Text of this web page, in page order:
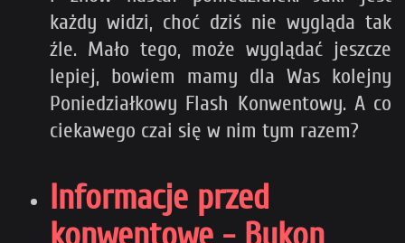
każdy widzi, choć dziś nie wygląda tak
źle. Mało tego, może wyglądać jeszcze
lepiej, bowiem mamy dla Was kolejny
Poniedziałkowy Flash Konwentowy. A co
ciekawego czai się w nim tym razem?
Informacje przed